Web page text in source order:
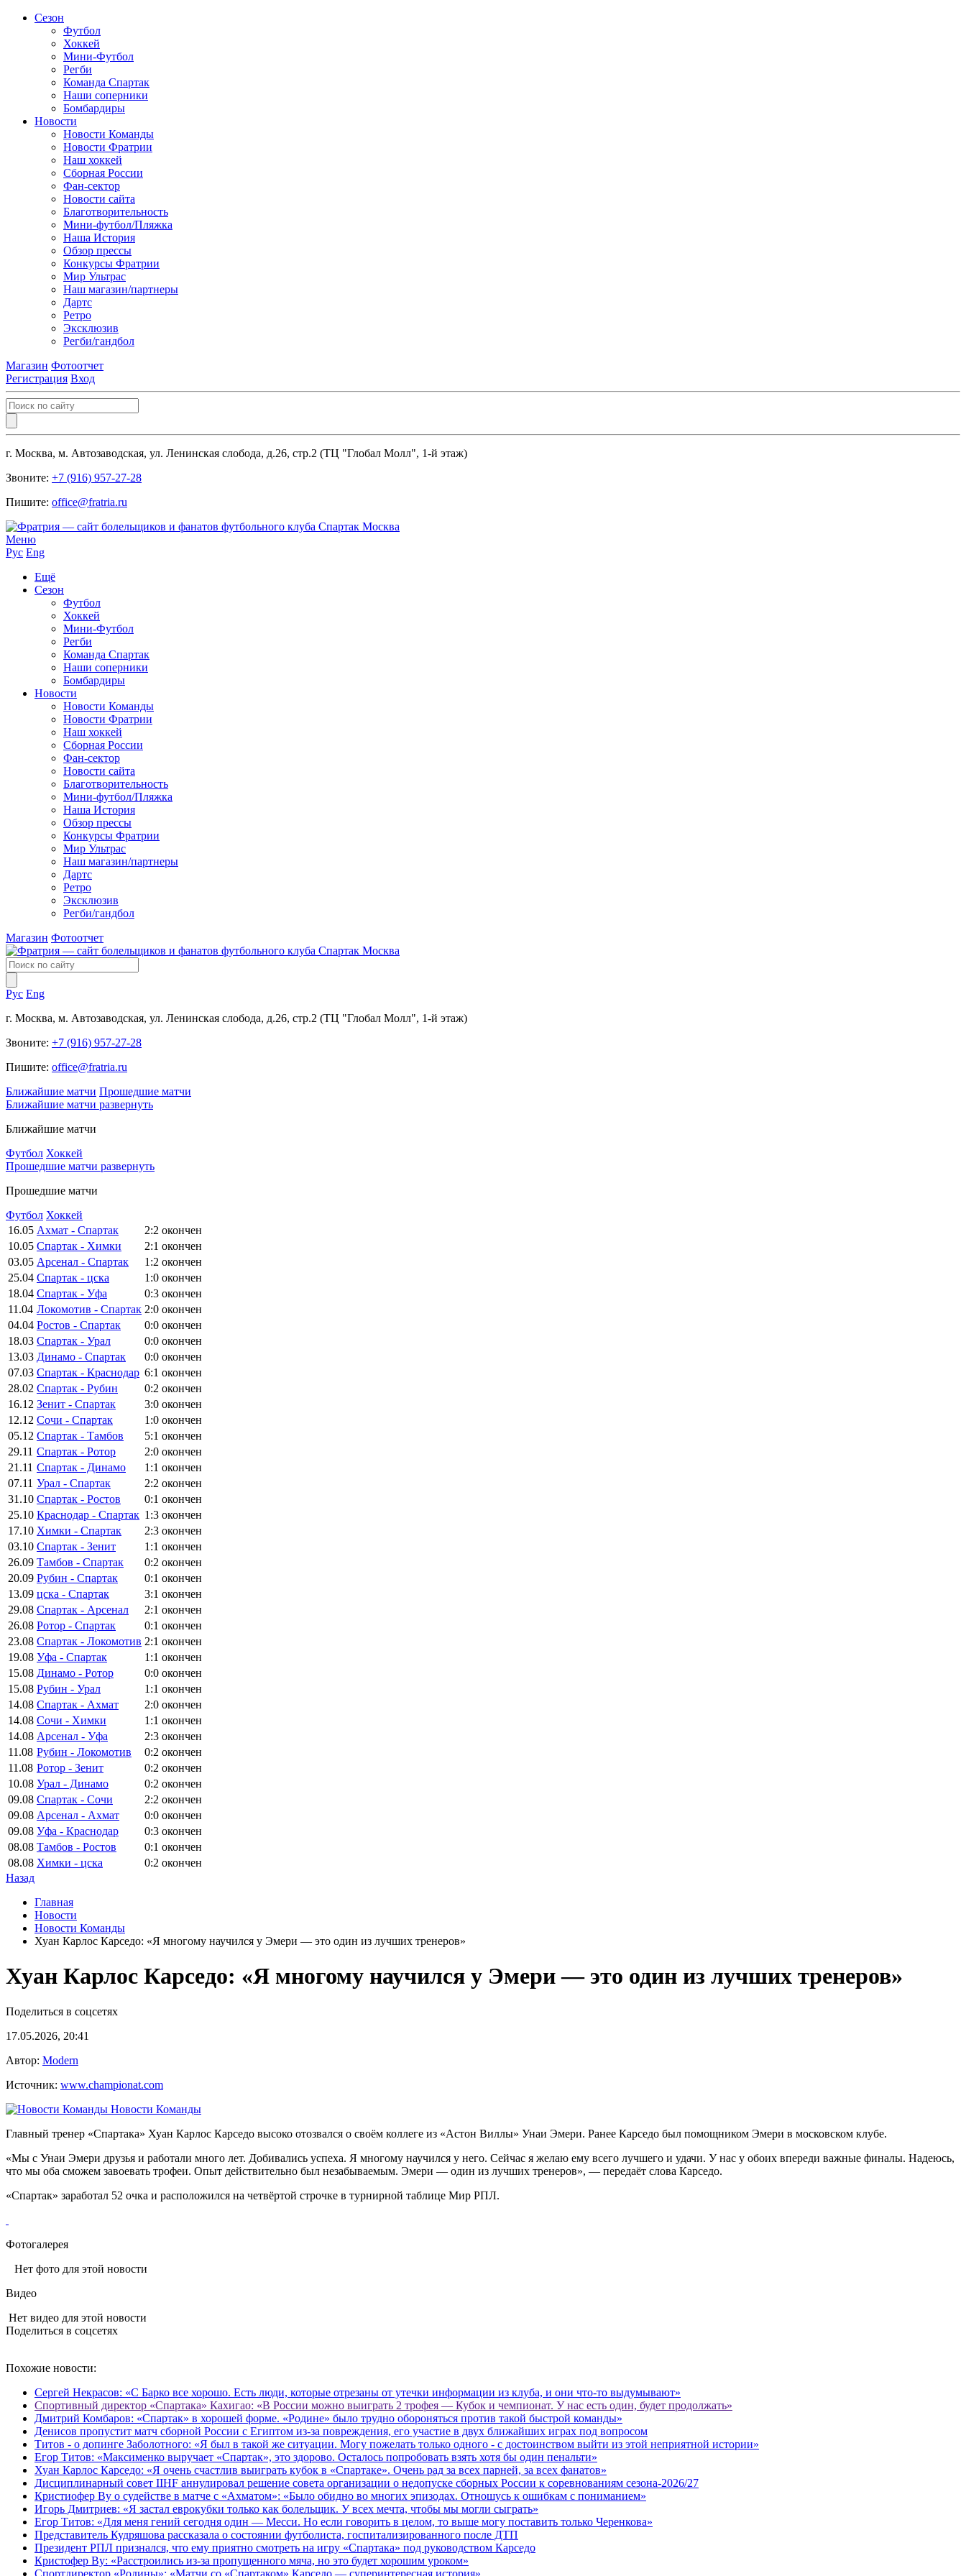
Сезон
Футбол
Хоккей
Мини-Футбол
Регби
Команда Спартак
Наши соперники
Бомбардиры
Новости
Новости Команды
Новости Фратрии
Наш хоккей
Сборная России
Фан-cектор
Новости сайта
Благотворительность
Мини-футбол/Пляжка
Наша История
Обзор прессы
Конкурсы Фратрии
Мир Ультрас
Наш магазин/партнеры
Дартс
Ретро
Эксклюзив
Регби/гандбол
Магазин Фотоотчет
Регистрация Вход
г. Москва, м. Автозаводская, ул. Ленинская слобода, д.26, стр.2 (ТЦ "Глобал Молл", 1-й этаж)
Звоните: +7 (916) 957-27-28
Пишите: office@fratria.ru
Меню
Рус Eng
Ещё
Сезон
Футбол
Хоккей
Мини-Футбол
Регби
Команда Спартак
Наши соперники
Бомбардиры
Новости
Новости Команды
Новости Фратрии
Наш хоккей
Сборная России
Фан-cектор
Новости сайта
Благотворительность
Мини-футбол/Пляжка
Наша История
Обзор прессы
Конкурсы Фратрии
Мир Ультрас
Наш магазин/партнеры
Дартс
Ретро
Эксклюзив
Регби/гандбол
Магазин Фотоотчет
Рус Eng
г. Москва, м. Автозаводская, ул. Ленинская слобода, д.26, стр.2 (ТЦ "Глобал Молл", 1-й этаж)
Звоните: +7 (916) 957-27-28
Пишите: office@fratria.ru
Ближайшие матчи Прошедшие матчи
Ближайшие матчи развернуть
Ближайшие матчи
Футбол Хоккей
Прошедшие матчи развернуть
Прошедшие матчи
Футбол Хоккей
16.05 Ахмат - Спартак 2:2 окончен
10.05 Спартак - Химки 2:1 окончен
03.05 Арсенал - Спартак 1:2 окончен
25.04 Спартак - цска 1:0 окончен
18.04 Спартак - Уфа 0:3 окончен
11.04 Локомотив - Спартак 2:0 окончен
04.04 Ростов - Спартак 0:0 окончен
18.03 Спартак - Урал 0:0 окончен
13.03 Динамо - Спартак 0:0 окончен
07.03 Спартак - Краснодар 6:1 окончен
28.02 Спартак - Рубин 0:2 окончен
16.12 Зенит - Спартак 3:0 окончен
12.12 Сочи - Спартак 1:0 окончен
05.12 Спартак - Тамбов 5:1 окончен
29.11 Спартак - Ротор 2:0 окончен
21.11 Спартак - Динамо 1:1 окончен
07.11 Урал - Спартак 2:2 окончен
31.10 Спартак - Ростов 0:1 окончен
25.10 Краснодар - Спартак 1:3 окончен
17.10 Химки - Спартак 2:3 окончен
03.10 Спартак - Зенит 1:1 окончен
26.09 Тамбов - Спартак 0:2 окончен
20.09 Рубин - Спартак 0:1 окончен
13.09 цска - Спартак 3:1 окончен
29.08 Спартак - Арсенал 2:1 окончен
26.08 Ротор - Спартак 0:1 окончен
23.08 Спартак - Локомотив 2:1 окончен
19.08 Уфа - Спартак 1:1 окончен
15.08 Динамо - Ротор 0:0 окончен
15.08 Рубин - Урал 1:1 окончен
14.08 Спартак - Ахмат 2:0 окончен
14.08 Сочи - Химки 1:1 окончен
14.08 Арсенал - Уфа 2:3 окончен
11.08 Рубин - Локомотив 0:2 окончен
11.08 Ротор - Зенит 0:2 окончен
10.08 Урал - Динамо 0:2 окончен
09.08 Спартак - Сочи 2:2 окончен
09.08 Арсенал - Ахмат 0:0 окончен
09.08 Уфа - Краснодар 0:3 окончен
08.08 Тамбов - Ростов 0:1 окончен
08.08 Химки - цска 0:2 окончен
Назад
Главная
Новости
Новости Команды
Хуан Карлос Карседо: «Я многому научился у Эмери — это один из лучших тренеров»
Хуан Карлос Карседо: «Я многому научился у Эмери — это один из лучших тренеров»
Поделиться в соцсетях
17.05.2026, 20:41
Автор: Modern
Источник: www.championat.com
Новости Команды
Главный тренер «Спартака» Хуан Карлос Карседо высоко отозвался о своём коллеге из «Астон Виллы» Унаи Эмери. Ранее Карседо был помощником Эмери в московском клубе.
«Мы с Унаи Эмери друзья и работали много лет. Добивались успеха. Я многому научился у него. Сейчас я желаю ему всего лучшего и удачи. У нас у обоих впереди важные финалы. Надеюсь,
что мы оба сможем завоевать трофеи. Опыт действительно был незабываемым. Эмери — один из лучших тренеров», — передаёт слова Карседо.
«Спартак» заработал 52 очка и расположился на четвёртой строчке в турнирной таблице Мир РПЛ.
Фотогалерея
Нет фото для этой новости
Видео
Нет видео для этой новости
Поделиться в соцсетях
Похожие новости:
Сергей Некрасов: «С Барко все хорошо. Есть люди, которые отрезаны от утечки информации из клуба, и они что‑то выдумывают»
Спортивный директор «Спартака» Кахигао: «В России можно выиграть 2 трофея — Кубок и чемпионат. У нас есть один, будет продолжать»
Дмитрий Комбаров: «Спартак» в хорошей форме. «Родине» было трудно обороняться против такой быстрой команды»
Денисов пропустит матч сборной России с Египтом из‑за повреждения, его участие в двух ближайших играх под вопросом
Титов - о допинге Заболотного: «Я был в такой же ситуации. Могу пожелать только одного - с достоинством выйти из этой неприятной истории»
Егор Титов: «Максименко выручает «Спартак», это здорово. Осталось попробовать взять хотя бы один пенальти»
Хуан Карлос Карседо: «Я очень счастлив выиграть кубок в «Спартаке». Очень рад за всех парней, за всех фанатов»
Дисциплинарный совет IIHF аннулировал решение совета организации о недопуске сборных России к соревнованиям сезона‑2026/27
Кристиофер Ву о судействе в матче с «Ахматом»: «Было обидно во многих эпизодах. Отношусь к ошибкам с пониманием»
Игорь Дмитриев: «Я застал еврокубки только как болельщик. У всех мечта, чтобы мы могли сыграть»
Егор Титов: «Для меня гений сегодня один — Месси. Но если говорить в целом, то выше могу поставить только Черенкова»
Представитель Кудряшова рассказала о состоянии футболиста, госпитализированного после ДТП
Президент РПЛ признался, что ему приятно смотреть на игру «Спартака» под руководством Карседо
Кристофер Ву: «Расстроились из‑за пропущенного мяча, но это будет хорошим уроком»
Спортдиректор «Родины»: «Матчи со «Спартаком» Карседо — суперинтересная история»